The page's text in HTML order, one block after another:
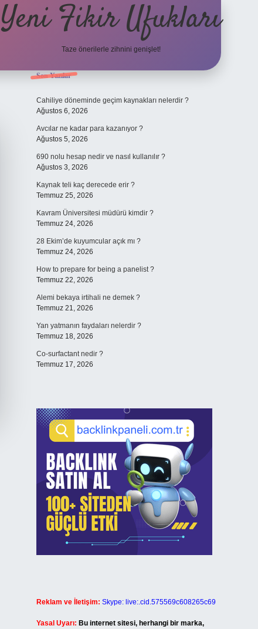
Yeni Fikir Ufukları
Taze önerilerle zihnini genişlet!
Sidebar
Son Yazılar
Cahiliye döneminde geçim kaynakları nelerdir ?
Ağustos 6, 2026
Avcılar ne kadar para kazanıyor ?
Ağustos 5, 2026
690 nolu hesap nedir ve nasıl kullanılır ?
Ağustos 3, 2026
Kaynak teli kaç derecede erir ?
Temmuz 25, 2026
Kavram Üniversitesi müdürü kimdir ?
Temmuz 24, 2026
28 Ekim’de kuyumcular açık mı ?
Temmuz 24, 2026
How to prepare for being a panelist ?
Temmuz 22, 2026
Alemi bekaya irtihali ne demek ?
Temmuz 21, 2026
Yan yatmanın faydaları nelerdir ?
Temmuz 18, 2026
Co-surfactant nedir ?
Temmuz 17, 2026
Reklam ve İletişim: Skype: live:.cid.575569c608265c69
Yasal Uyarı: Bu internet sitesi, herhangi bir marka,